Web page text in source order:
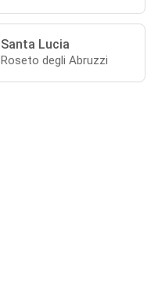
Santa Lucia
Roseto degli Abruzzi